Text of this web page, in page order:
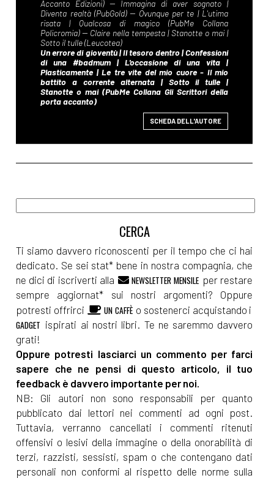
SCHEDA DELL'AUTORE
Ti siamo davvero riconoscenti per il tempo che ci hai
dedicato. Se sei stat* bene in nostra compagnia, che
ne dici di iscriverti alla
NEWSLETTER MENSILE per restare
sempre aggiornat* sui nostri argomenti? Oppure
potresti offrirci
UN CAFFÈ o sostenerci acquistando i
GADGET ispirati ai nostri libri. Te ne saremmo davvero
grati!
Oppure potresti lasciarci un commento per farci
sapere che ne pensi di questo articolo, il tuo
feedback è davvero importante per noi.
NB: Gli autori non sono responsabili per quanto
pubblicato dai lettori nei commenti ad ogni post.
Tuttavia, verranno cancellati i commenti ritenuti
offensivi o lesivi della immagine o della onorabilità di
terzi, razzisti, sessisti, spam o che contengano dati
personali non conformi al rispetto delle norme sulla